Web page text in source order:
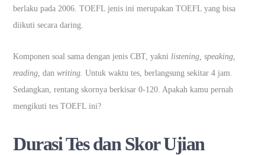
berlaku pada 2006. TOEFL jenis ini merupakan TOEFL yang bisa
diikuti secara daring.
Komponen soal sama dengan jenis CBT, yakni listening, speaking,
reading,danwriting.Untuk waktu tes, berlangsung sekitar 4 jam.
Sedangkan, rentang skornya berkisar 0-120. Apakah kamu pernah
mengikuti tes TOEFL ini?
Durasi Tes dan Skor Ujian